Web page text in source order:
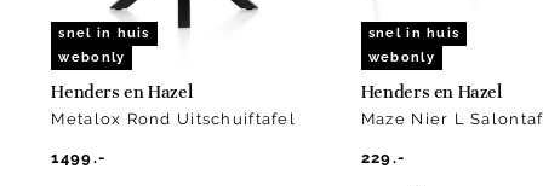
snel in huis
webonly
Henders en Hazel
Metalox Rond Uitschuiftafel
1499.-
snel in huis
webonly
Henders en Hazel
Maze Nier L
229.-